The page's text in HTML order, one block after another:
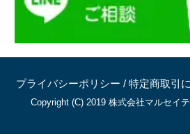
プライバシーポリシー / 特定商取引
Copyright (C) 2019 株式会社マルセイ